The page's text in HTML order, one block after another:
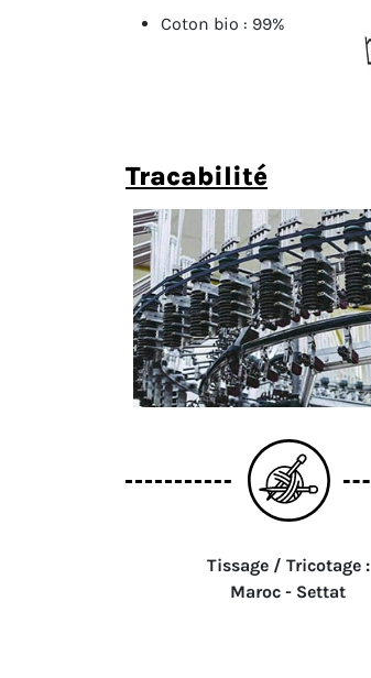
Coton bio : 99%
tracabilité
Tissage / Tricotage :
Maroc - Settat